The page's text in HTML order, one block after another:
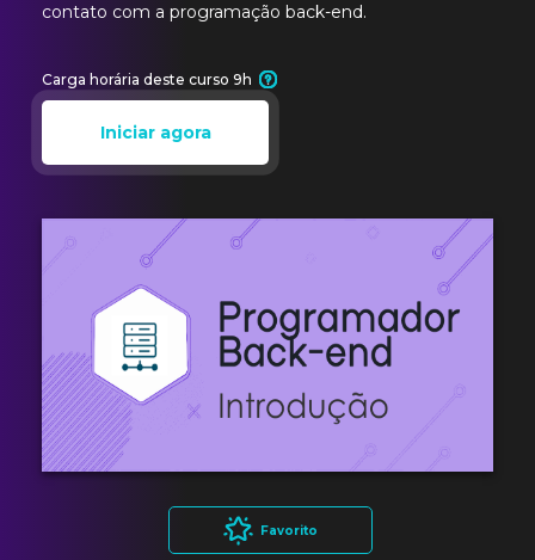
contato com a programação back-end.
Iniciar agora
Carga horária deste curso 9h
Favorito